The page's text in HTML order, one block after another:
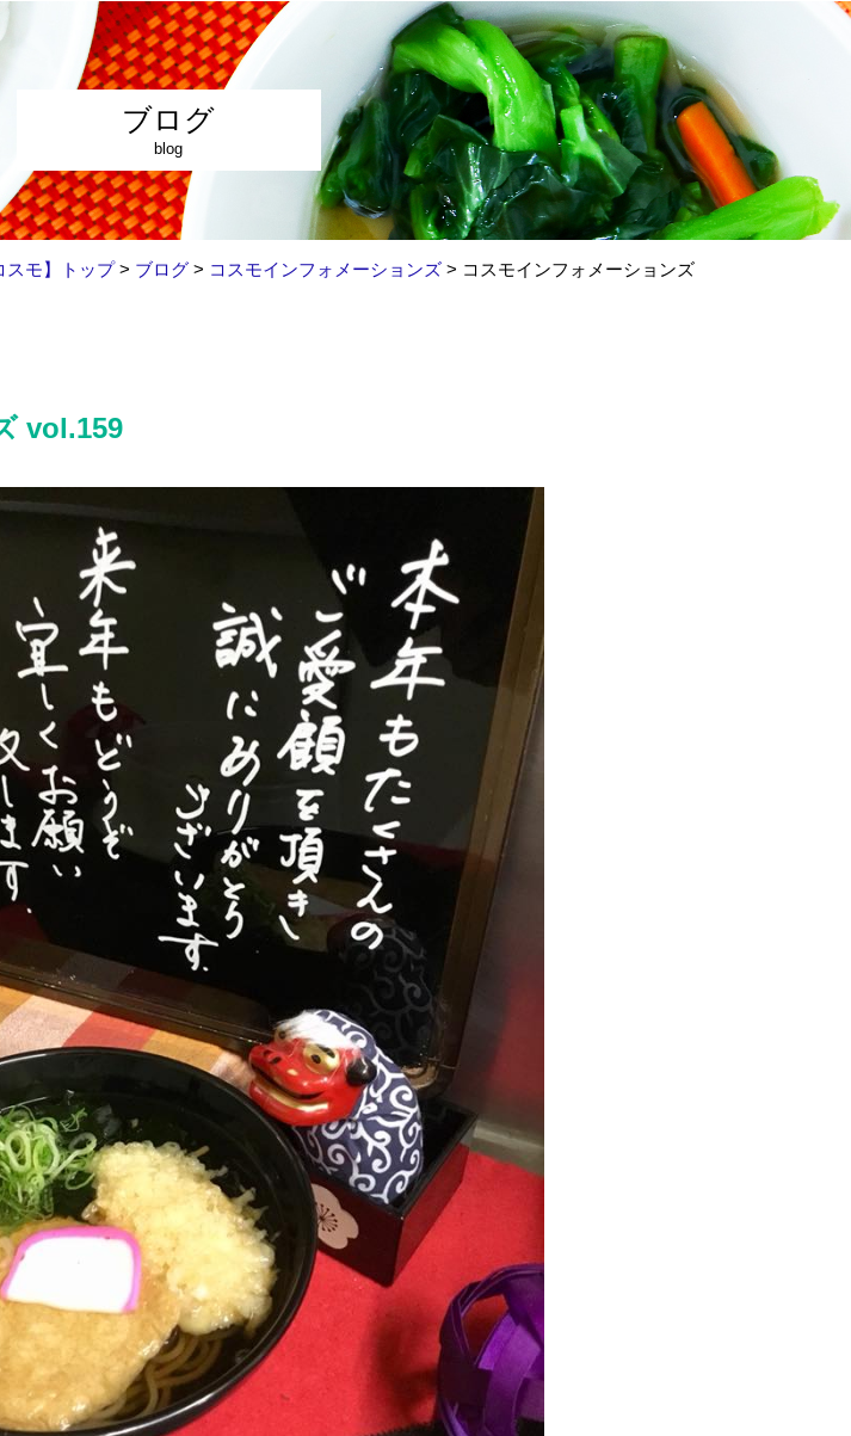
ブログ
blog
スモ】トップ> ブログ > コスモインフォメーションズ > コスモインフォメーションズ
vol.159